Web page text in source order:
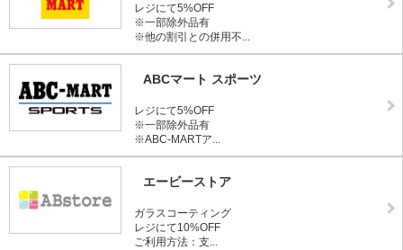
レジにて5%OFF
※一部除外品有
※他の割引との併用不...
ABCマート スポーツ
レジにて5%OFF
※一部除外品有
※ABC-MARTア...
エービーストア
ガラスコーティング
レジにて10%OFF
ご利用方法：支...